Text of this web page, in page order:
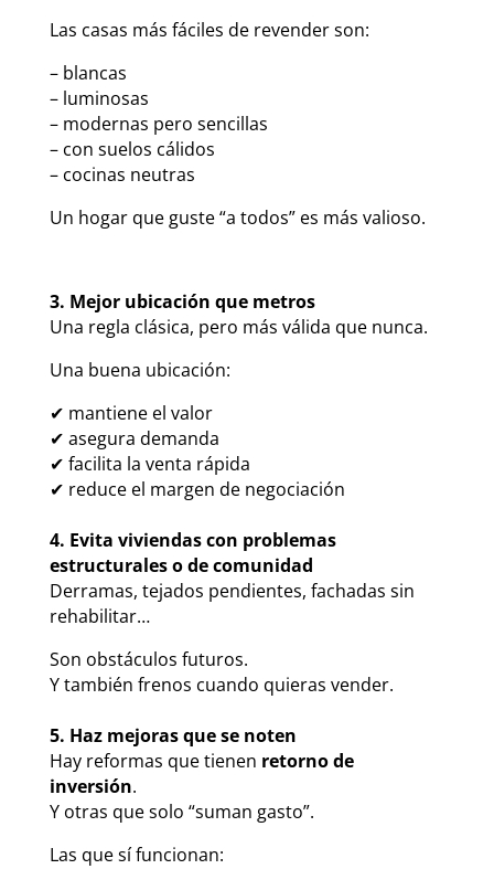
Las casas más fáciles de revender son:
– blancas
– luminosas
– modernas pero sencillas
– con suelos cálidos
– cocinas neutras
Un hogar que guste “a todos” es más valioso.
3. Mejor ubicación que metros
Una regla clásica, pero más válida que nunca.
Una buena ubicación:
✔ mantiene el valor
✔ asegura demanda
✔ facilita la venta rápida
✔ reduce el margen de negociación
4. Evita viviendas con problemas
estructurales o de comunidad
Derramas, tejados pendientes, fachadas sin
rehabilitar…
Son obstáculos futuros.
Y también frenos cuando quieras vender.
5. Haz mejoras que se noten
Hay reformas que tienen retorno de
inversión.
Y otras que solo “suman gasto”.
Las que sí funcionan: